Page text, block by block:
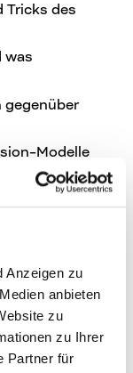
Anzeigen zu
anbieten
zu
zu Ihrer
Partner für
Tricks des
was
gegenüber
Modelle
Aesthetic
wird
die
Angebote